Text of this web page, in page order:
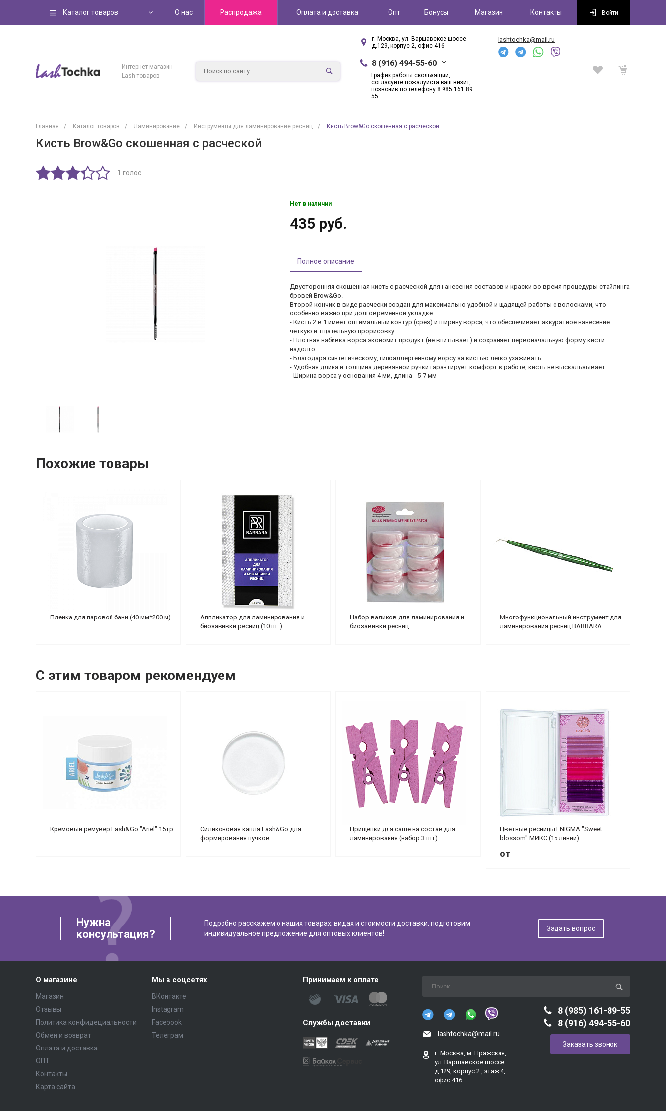
Каталог товаров О нас Распродажа Оплата и доставка Опт Бонусы Магазин Контакты Войти
Интернет-магазин
Lash-товаров
г. Москва, ул. Варшавское шоссе
д.129, корпус 2, офис 416
8 (916) 494-55-60
График работы скользящий,
согласуйте пожалуйста ваш визит,
позвонив по телефону 8 985 161 89
55
lashtochka@mail.ru
Главная / Каталог товаров / Ламинирование / Инструменты для ламинирование ресниц / Кисть Brow&Go скошенная с расческой
Кисть Brow&Go скошенная с расческой
1 голос
Нет в наличии
435 руб.
Полное описание
Двусторонняя скошенная кисть с расческой для нанесения составов и краски во время процедуры стайлинга
бровей Brow&Go.
Второй кончик в виде расчески создан для максимально удобной и щадящей работы с волосками, что
особенно важно при долговременной укладке.
- Кисть 2 в 1 имеет оптимальный контур (срез) и ширину ворса, что обеспечивает аккуратное нанесение,
четкую и тщательную прорисовку.
- Плотная набивка ворса экономит продукт (не впитывает) и сохраняет первоначальную форму кисти
надолго.
- Благодаря синтетическому, гипоаллергенному ворсу за кистью легко ухаживать.
- Удобная длина и толщина деревянной ручки гарантирует комфорт в работе, кисть не выскальзывает.
- Ширина ворса у основания 4 мм, длина - 5-7 мм
Похожие товары
Пленка для паровой бани (40 мм*200 м)
Аппликатор для ламинирования и
биозавивки ресниц (10 шт)
Набор валиков для ламинирования и
биозавивки ресниц
Многофункциональный инструмент для
ламинирования ресниц BARBARA
С этим товаром рекомендуем
Кремовый ремувер Lash&Go "Ariel" 15 гр
Силиконовая капля Lash&Go для
формирования пучков
Прищепки для саше на состав для
ламинирования (набор 3 шт)
Цветные ресницы ENIGMA "Sweet
blossom" МИКС (15 линий)
от
Нужна
консультация?
Подробно расскажем о наших товарах, видах и стоимости доставки, подготовим
индивидуальное предложение для оптовых клиентов!
Задать вопрос
О магазине
Магазин
Отзывы
Политика конфидециальности
Обмен и возврат
Оплата и доставка
ОПТ
Контакты
Карта сайта
Мы в соцсетях
ВКонтакте
Instagram
Facebook
Телеграм
Принимаем к оплате
Службы доставки
lashtochka@mail.ru
г. Москва, м. Пражская,
ул. Варшавское шоссе
д.129, корпус 2 , этаж 4,
офис 416
8 (985) 161-89-55
8 (916) 494-55-60
Заказать звонок